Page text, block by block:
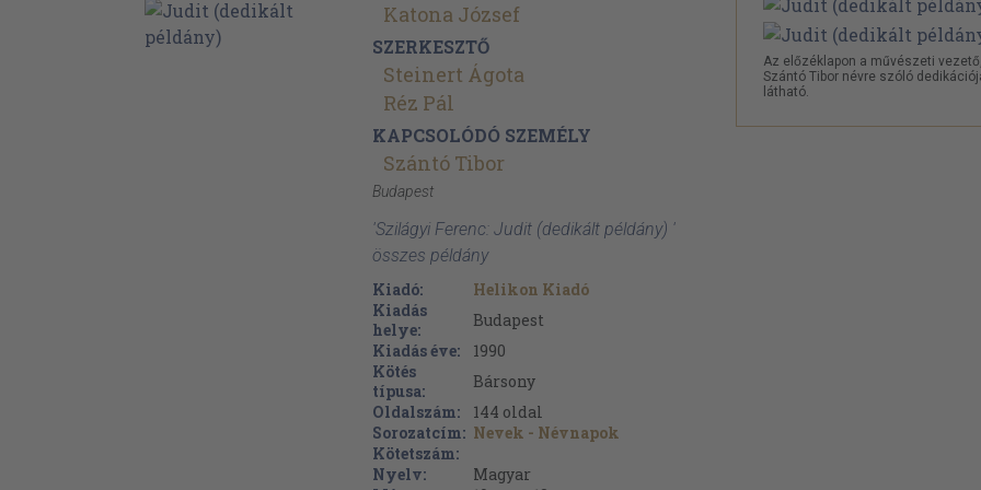
Katona József
SZERKESZTŐ
Steinert Ágota
Réz Pál
KAPCSOLÓDÓ SZEMÉLY
Szántó Tibor
Budapest
'Szilágyi Ferenc: Judit (dedikált példány) '
összes példány
Kiadó:
Helikon Kiadó
Kiadás
helye:
Budapest
Kiadás éve:
1990
Kötés
típusa:
Bársony
Oldalszám:
144 oldal
Sorozatcím: Nevek - Névnapok
Kötetszám:
Nyelv:
Magyar
Az előzéklapon a művészeti
Szántó Tibor névre szóló
látható.